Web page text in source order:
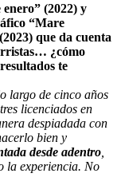
(2022) y
“Mare
que da cuenta
¿cómo
te
largo de cinco años
licenciados en
despiadada con
bien y
desde adentro
la experiencia. No